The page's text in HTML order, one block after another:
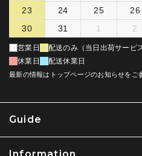
Guide
Information
23
24 25 26
30
31 1 2
営業日
配送のみ（当日出荷サービ
休業日
配送休業日
最新の情報はトップページのお知らせをご